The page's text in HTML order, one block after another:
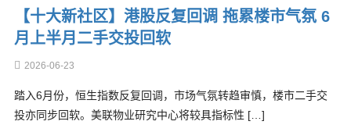
【十大新社区】港股反复回调 拖累楼市气氛 6
月上半月二手交投回软
2026-06-23
踏入6月份，恒生指数反复回调，市场气氛转趋审慎，楼市二手交
投亦同步回软。美联物业研究中心将较具指标性 […]